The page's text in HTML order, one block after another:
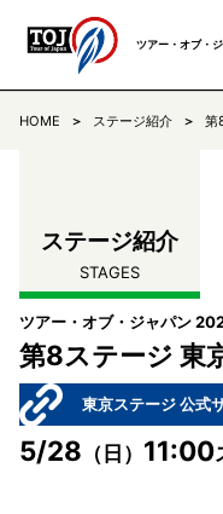
ツアー・オブ・
ステージ紹介
ニュース
リザルト RESULTS
コミュニケ
HOME ステージ紹介 第
ステージ紹介
STAGES
ツアー・オブ・ジャパン
第8ステージ 東
東京ステージ 公式
5/28 （日） 11:00